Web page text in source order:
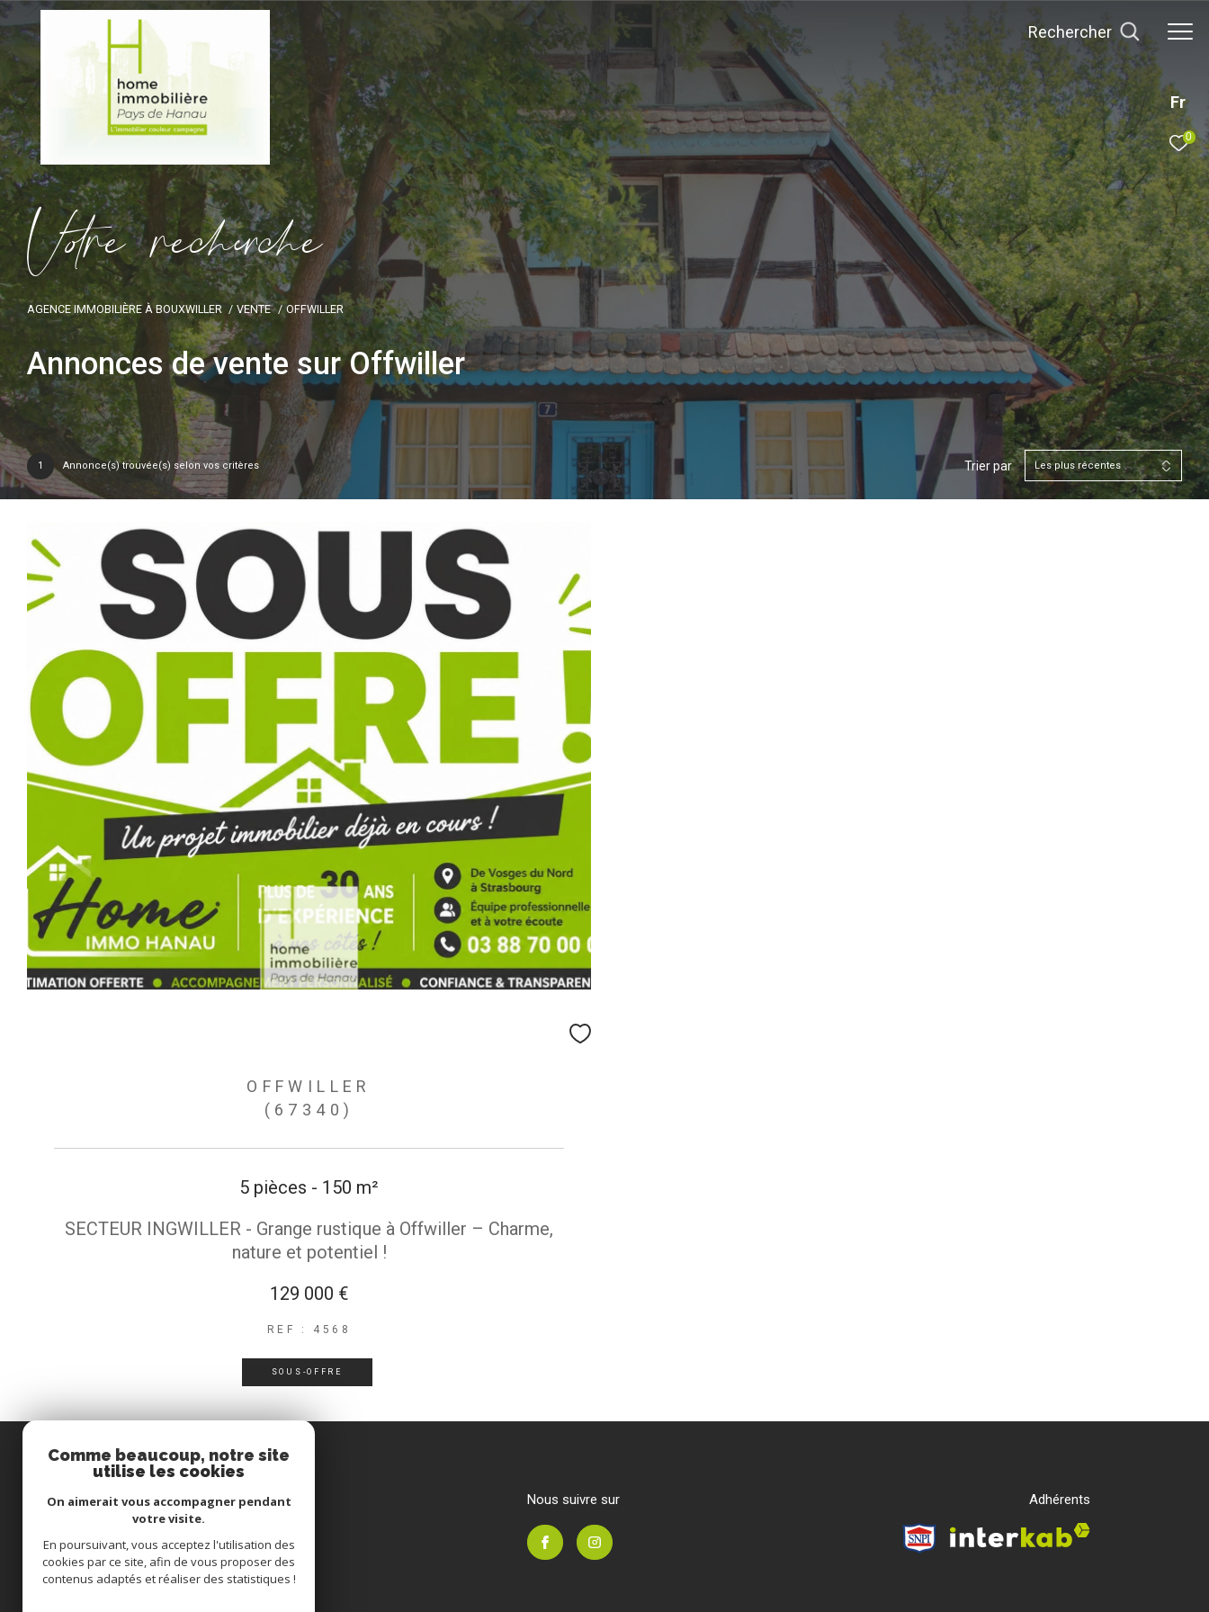
Fr
0
rechercher
Vore recece
AGENCE IMMOBILIÈRE À BOUXWILLER VENTE OFFWILLER
Annonces de vente sur Offwiller
1 Annonce(s) trouvée(s) selon vos critères Trier par Les plus récentes
OFFWILLER
(67340)
5 pièces - 150 m²
SECTEUR INGWILLER - Grange rustique à Offwiller – Charme,
nature et potentiel !
129 000 €
REF : 4568
SOUS-OFFRE
Immobilière du Pays de Hanau
03 88 71 34 62
immohanau@wanadoo.fr
15, rue du canal
nous suivre sur Adhérents
Comme beaucoup, notre site
utilise les cookies
On aimerait vous accompagner pendant
votre visite.
En poursuivant, vous acceptez l'utilisation des
cookies par ce site, afin de vous proposer des
contenus adaptés et réaliser des statistiques !